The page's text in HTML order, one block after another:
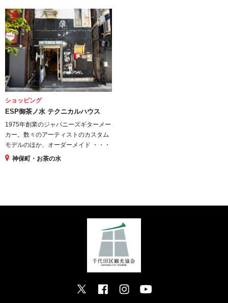
ショッピング
ESP御茶ノ水 テクニカルハウス
1975年創業のジャパニーズギターメー
カー。数々のアーティストのカスタム
モデルのほか、オーダーメイド ・・・
神保町・お茶の水